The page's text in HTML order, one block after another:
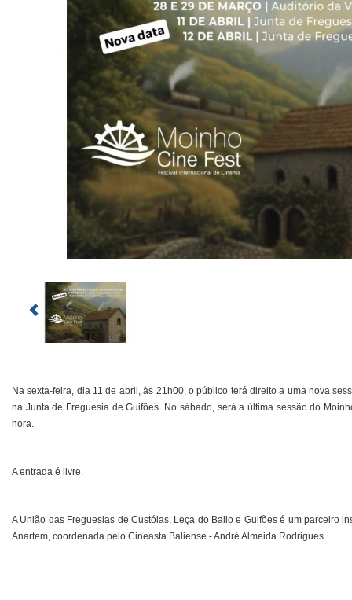
Na sexta-feira, dia 11 de abril, às 21h00, o público terá direito a uma nova
na Junta de Freguesia de Guifões. No sábado, será a última sessão do
hora.
A entrada é livre.
A União das Freguesias de Custóias, Leça do Balio e Guifões é um parceiro
Anartem, coordenada pelo Cineasta Baliense - André Almeida Rodrigues.